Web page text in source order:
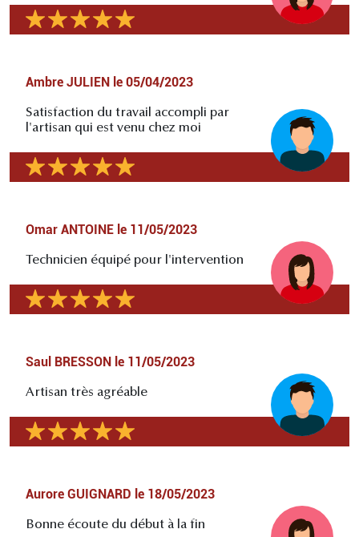
Ambre JULIEN le 05/04/2023
Satisfaction du travail accompli par
l'artisan qui est venu chez moi
Omar ANTOINE le 11/05/2023
Technicien équipé pour l'intervention
Saul BRESSON le 11/05/2023
Artisan très agréable
Aurore GUIGNARD le 18/05/2023
Bonne écoute du début à la fin